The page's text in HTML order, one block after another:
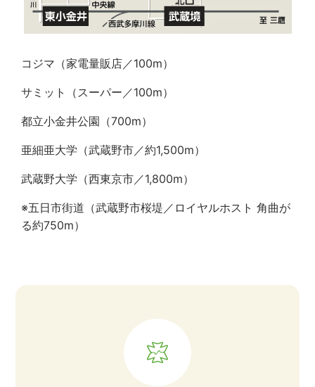
コジマ（家電量販店／100m）
サミット（スーパー／100m）
都立小金井公園（700m）
亜細亜大学（武蔵野市／約1,500m）
武蔵野大学（西東京市／1,800m）
※五日市街道（武蔵野市桜堤／ロイヤルホスト 角曲が
る約750m）